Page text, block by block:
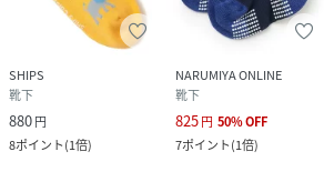
SHIPS
靴下
880円
8ポイント(1倍)
NARUMIYA ONLINE
靴下
825円 50%OFF
7ポイント(1倍)